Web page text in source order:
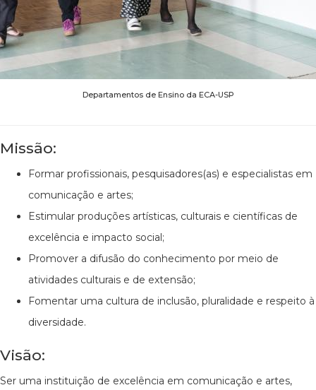
Departamentos de Ensino da ECA-USP
Missão:
Formar profissionais, pesquisadores(as) e especialistas em
comunicação e artes;
Estimular produções artísticas, culturais e científicas de
excelência e impacto social;
Promover a difusão do conhecimento por meio de
atividades culturais e de extensão;
Fomentar uma cultura de inclusão, pluralidade e respeito à
diversidade.
Visão:
Ser uma instituição de excelência em comunicação e artes,